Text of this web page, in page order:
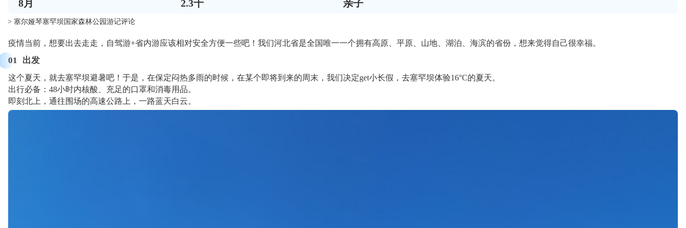
8月 2.3千 亲子
> 塞尔娅琴塞罕坝国家森林公园游记评论
疫情当前，想要出去走走，自驾游+省内游应该相对安全方便一些吧！我们河北省是全国唯一一个拥有高原、平原、山地、湖泊、海滨的省份，想来觉得自己很幸福。
01 出发
这个夏天，就去塞罕坝避暑吧！于是，在保定闷热多雨的时候，在某个即将到来的周末，我们决定get小长假，去塞罕坝体验16°C的夏天。
出行必备：48小时内核酸、充足的口罩和消毒用品。
即刻北上，通往围场的高速公路上，一路蓝天白云。